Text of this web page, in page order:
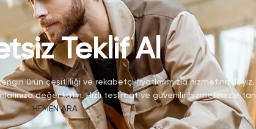
Teklif Al
ürün çeşitliliği ve rekabetçi fiyatlarımızla
değer katın. Hızlı teslimat ve güvenilir hizmetimizle
HEMEN ARA